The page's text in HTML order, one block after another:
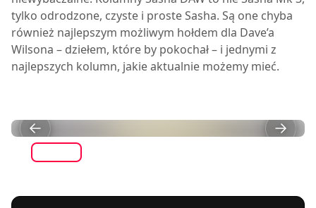
tylko odrodzone, czyste i proste Sasha. Są one chyba
również najlepszym możliwym hołdem dla Dave’a
Wilsona – dziełem, które by pokochał – i jednymi z
najlepszych kolumn, jakie aktualnie możemy mieć.